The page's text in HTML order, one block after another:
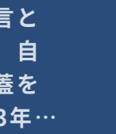
と
自
を
度